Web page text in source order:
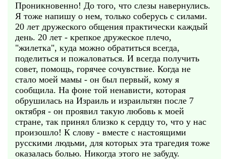
Проникновенно! До того, что слезы навернулись.
Я тоже напишу о нем, только соберусь с силами.
20 лет дружеского общения практически каждый
день. 20 лет - крепкое дружеское плечо,
"жилетка", куда можно обратиться всегда,
поделиться и пожаловаться. И всегда получить
совет, помощь, горячее сочувствие. Когда не
стало моей мамы - он был первый, кому я
сообщила. На фоне той ненависти, которая
обрушилась на Израиль и израильтян после 7
октября - он проявил такую любовь к моей
стране, так принял близко к сердцу то, что у нас
произошло! К слову - вместе с настоящими
русскими людьми, для которых эта трагедия тоже
оказалась болью. Никогда этого не забуду.